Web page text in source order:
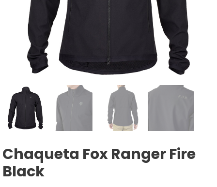
Chaqueta Fox Ranger Fire
Black